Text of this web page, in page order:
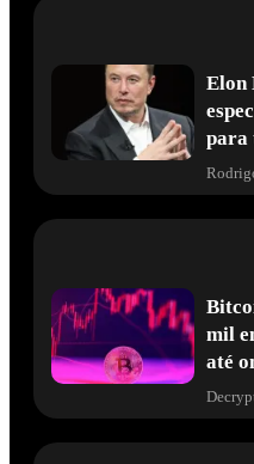
Elon
para
mil
até